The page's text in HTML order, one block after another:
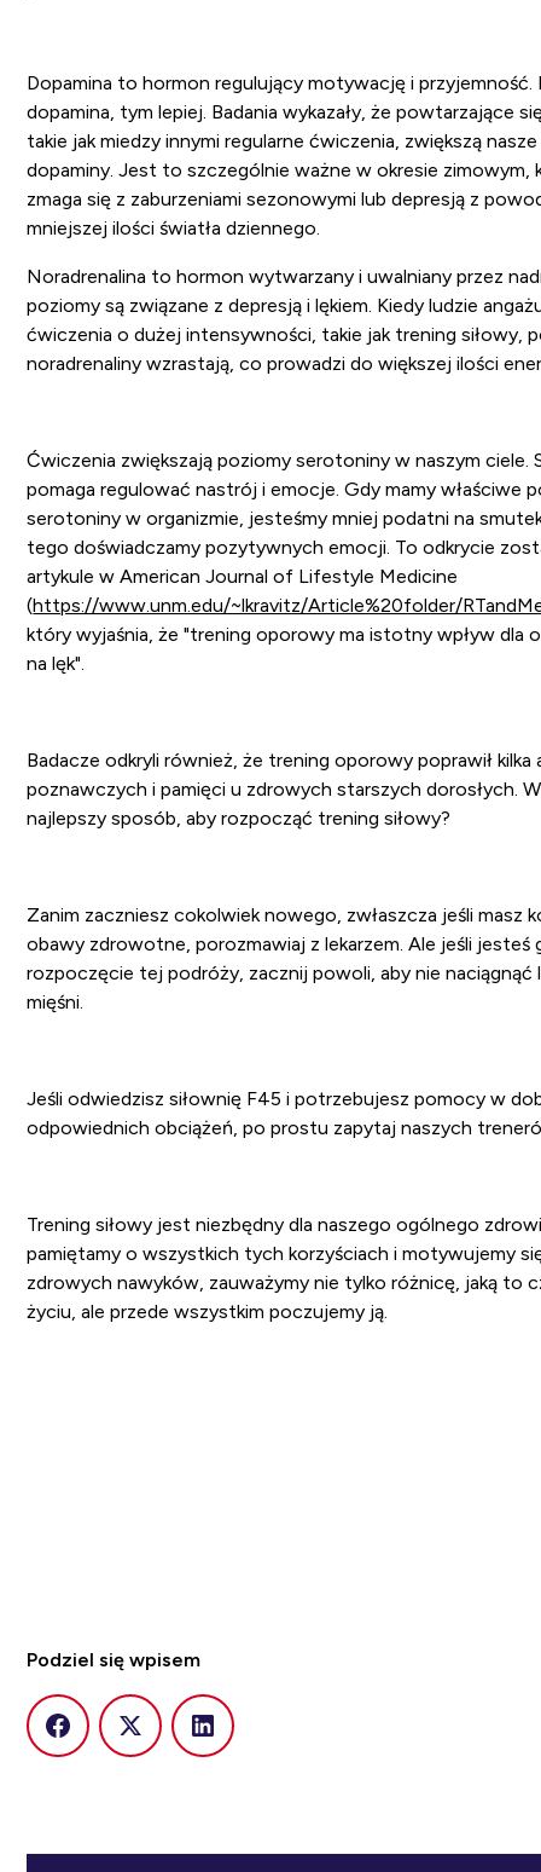
Dopamina to hormon regulujący motywację i przyjemność.
dopamina, tym lepiej. Badania wykazały, że powtarzające
takie jak miedzy innymi regularne ćwiczenia, zwiększą
dopaminy. Jest to szczególnie ważne w okresie zimowym,
zmaga się z zaburzeniami sezonowymi lub depresją z
mniejszej ilości światła dziennego.
Noradrenalina to hormon wytwarzany i uwalniany przez
poziomy są związane z depresją i lękiem. Kiedy ludzie
ćwiczenia o dużej intensywności, takie jak trening siłowy,
noradrenaliny wzrastają, co prowadzi do większej ilości
Ćwiczenia zwiększają poziomy serotoniny w naszym ciele.
pomaga regulować nastrój i emocje. Gdy mamy właściwe
serotoniny w organizmie, jesteśmy mniej podatni na
tego doświadczamy pozytywnych emocji. To odkrycie
artykule w American Journal of Lifestyle Medicine
(https://www.unm.edu/~lkravitz/Article%20folder/
który wyjaśnia, że "trening oporowy ma istotny wpływ dla
na lęk".
Badacze odkryli również, że trening oporowy poprawił
poznawczych i pamięci u zdrowych starszych dorosłych.
najlepszy sposób, aby rozpocząć trening siłowy?
Zanim zaczniesz cokolwiek nowego, zwłaszcza jeśli masz
obawy zdrowotne, porozmawiaj z lekarzem. Ale jeśli jesteś
rozpoczęcie tej podróży, zacznij powoli, aby nie naciągnąć
mięśni.
Jeśli odwiedzisz siłownię F45 i potrzebujesz pomocy w
odpowiednich obciążeń, po prostu zapytaj naszych
Trening siłowy jest niezbędny dla naszego ogólnego
pamiętamy o wszystkich tych korzyściach i motywujemy
zdrowych nawyków, zauważymy nie tylko różnicę, jaką to
życiu, ale przede wszystkim poczujemy ją.
Podziel się wpisem